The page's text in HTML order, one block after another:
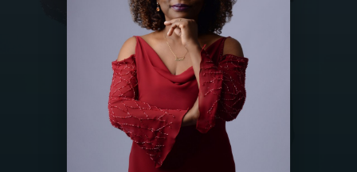
VIDEOCASTS
ÚLTIMAS
PRÊMIO RÁDIO MEC